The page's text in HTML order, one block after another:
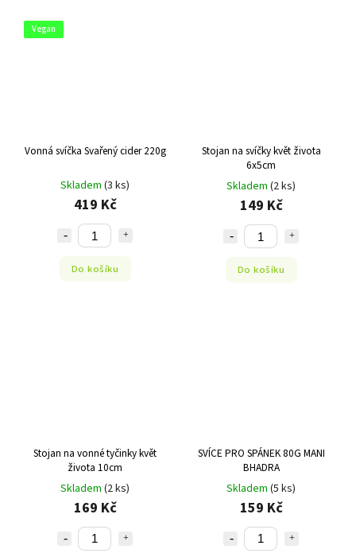
Vegan
Vonná svíčka Svařený cider 220g
Skladem (3 ks)
419 Kč
Do košíku
Stojan na svíčky květ života
6x5cm
Skladem (2 ks)
149 Kč
Do košíku
Stojan na vonné tyčinky květ
života 10cm
Skladem (2 ks)
169 Kč
SVÍCE PRO SPÁNEK 80G MANI
BHADRA
Skladem (5 ks)
159 Kč